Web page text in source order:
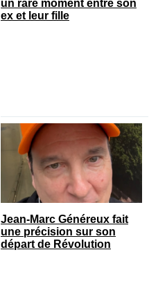
un rare moment entre son
ex et leur fille
Jean-Marc Généreux fait
une précision sur son
départ de Révolution